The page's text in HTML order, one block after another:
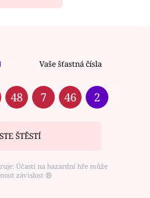
Vaše šťastná čísla
48 7 46 2
ŠTĚSTÍ
Účastí na hazardní hře může
závislost ⑱